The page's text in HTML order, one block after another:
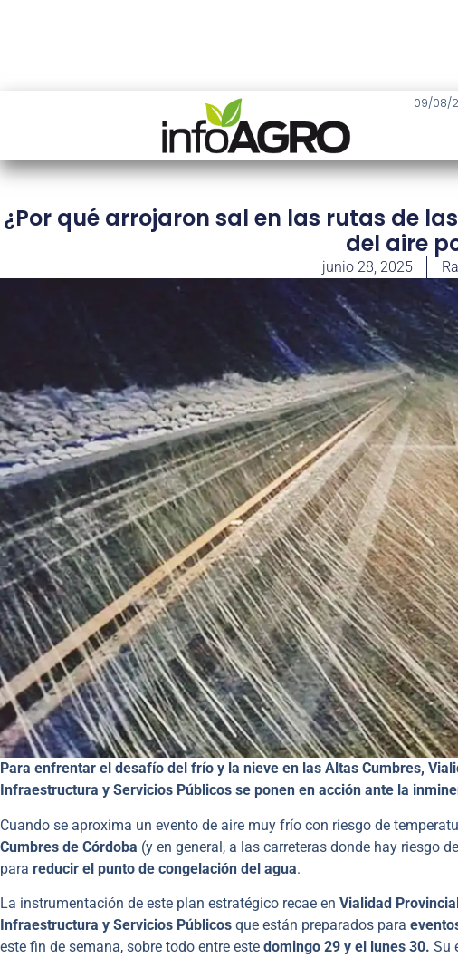
09/08/
¿Por qué arrojaron sal en las rutas de
del aire
junio 28, 2025
Para enfrentar el desafío del frío y la nieve en las Altas Cumbres,
Infraestructura y Servicios Públicos se ponen en acción ante la
Cuando se aproxima un evento de aire muy frío con riesgo de
Cumbres de Córdoba (y en general, a las carreteras donde hay riesgo
para reducir el punto de congelación del agua.
La instrumentación de este plan estratégico recae en Vialidad
Infraestructura y Servicios Públicos que están preparados para
este fin de semana, sobre todo entre este domingo 29 y el lunes 30. Su